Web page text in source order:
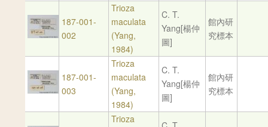
187-001-
002
Trioza
maculata
(Yang,
1984)
C. T.
Yang[楊仲
圖]
館內研
究標本
187-001-
003
Trioza
maculata
(Yang,
1984)
C. T.
Yang[楊仲
圖]
館內研
究標本
Trioza